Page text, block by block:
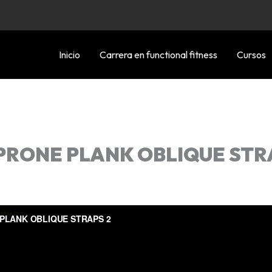
Inicio
Carrera en functional fitness Cursos
PLANK OBLIQUE